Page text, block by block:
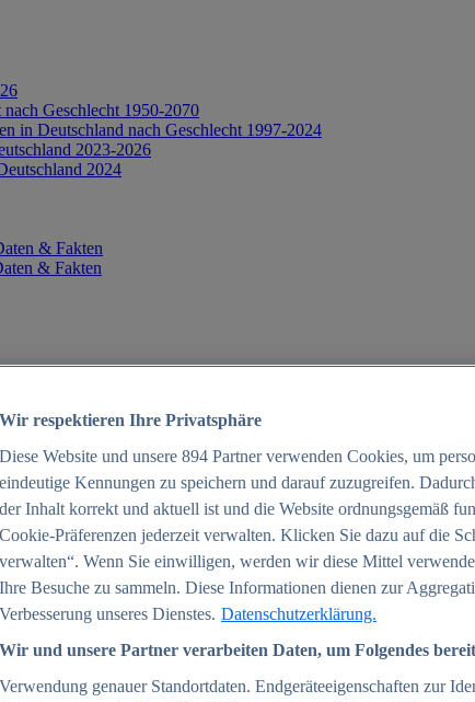
Geschlecht 1950-2070
in Deutschland nach Geschlecht 1997-2024
2023-2026
2024
& Fakten
& Fakten
2025
2025
2025
in Deutschland 2025
Wir respektieren Ihre Privatsphäre
Diese Website und unsere 894 Partner verwenden Cookies, um
eindeutige Kennungen zu speichern und darauf zuzugreifen.
der Inhalt korrekt und aktuell ist und die Website ordnungsgemäß
Cookie-Präferenzen jederzeit verwalten. Klicken Sie dazu auf die
verwalten“. Wenn Sie einwilligen, werden wir diese Mittel
Ihre Besuche zu sammeln. Diese Informationen dienen zur
Verbesserung unseres Dienstes. Datenschutzerklärung.
Wir und unsere Partner verarbeiten Daten, um Folgendes
Verwendung genauer Standortdaten. Endgeräteeigenschaften zur